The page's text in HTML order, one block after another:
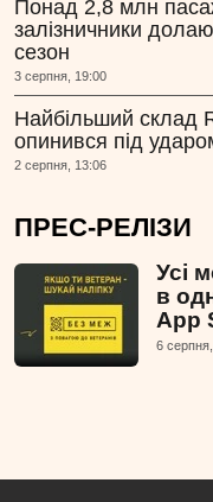
Понад 2,8 млн
залізничники
сезон
3 серпня, 19:00
Найбільший склад
опинився під
2 серпня, 13:06
ПРЕС-РЕЛІЗИ
Усі
в
App
6